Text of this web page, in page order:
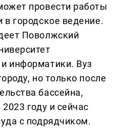
провести работы
в городское ведение.
Поволжский
информатики. Вуз
но только после
бассейна,
году и сейчас
с подрядчиком.